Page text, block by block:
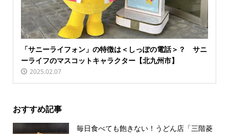
「サニーライフォン」の特徴は＜しっぽの電話＞？ サニ
ーライフのマスコットキャラクター【北九州市】
2025.02.07
おすすめ記事
毎日食べても飽きない！うどん店「三階菱